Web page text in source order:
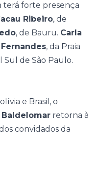
terá forte presença
Ribeiro, de
, de Bauru. Carla
, da Praia
de São Paulo.
e Brasil, o
Baldelomar retorna à
convidados da